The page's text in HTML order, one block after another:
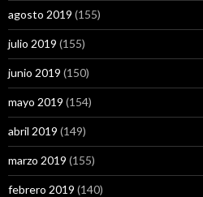
agosto 2019 (155)
julio 2019 (155)
junio 2019 (150)
mayo 2019 (154)
abril 2019 (149)
marzo 2019 (155)
febrero 2019 (140)